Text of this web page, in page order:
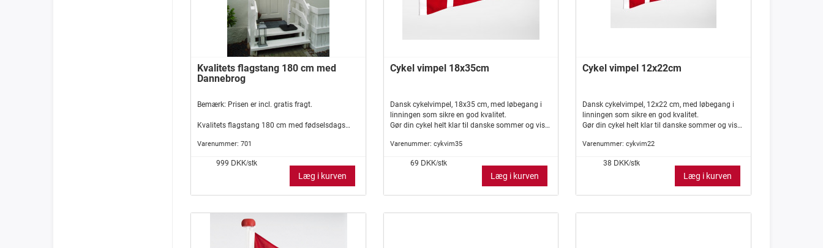
Kvalitets flagstang 180 cm med
Dannebrog
Bemærk: Prisen er incl. gratis fragt.
Kvalitets flagstang 180 cm med fødselsdags
velkomne når noget skal fejres. Flagstangen er
med en tung jernfod, således flaget står solidt i
blæsevejret, dog anbefales det ikke at lade den
stå udenfor i regnvejr i længere tid.
Varenummer: 701
999 DKK/stk
Læg i kurven
Cykel vimpel 18x35cm
Dansk cykelvimpel, 18x35 cm, med løbegang i
linningen som sikre en god kvalitet.
Gør din cykel helt klar til danske sommer og vis
arbejde, eller når du er ude at motionere på din
Varenummer: cykvim35
69 DKK/stk
Læg i kurven
Cykel vimpel 12x22cm
Dansk cykelvimpel, 12x22 cm, med løbegang i
linningen som sikre en god kvalitet.
Gør din cykel helt klar til danske sommer og vis
arbejde, eller når du er ude at motionere på din
Varenummer:cykvim22
38 DKK/stk
Læg i kurven